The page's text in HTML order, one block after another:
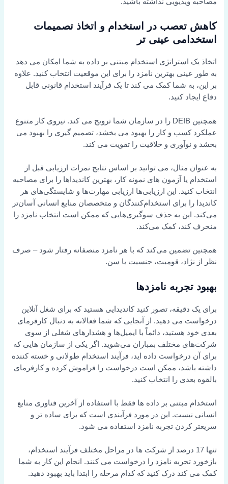
کاهش تعصب در استخدام و اتخاذ تصمیمات
استخدامی عینی تر
اتخاذ یک استراتژی استخدام مبتنی بر داده به شما امکان می دهد
به طور عینی بهترین نامزد را برای این موقعیت انتخاب کنید. علاوه
بر این، به شما کمک می کند تا یک فرآیند استخدام قانونی قابل
دفاع ایجاد کنید.
همچنین DEIB را در سازمان شما ترویج می کند. نیروی کار متنوع
عملکرد کسب و کار را بهبود می بخشد، تصمیم گیری را بهبود می
بخشد و نوآوری و خلاقیت را تقویت می کند.
به عنوان مثال، می توانید بر اساس نتایج نمرات ارزیابی قبل از
استخدام یا آزمون های نمونه کار، بهترین کاندیداها را برای مصاحبه
انتخاب کنید. این ارزیابی‌ها ارزیابی مهارت‌ها و شایستگی‌های هر
کاندیدا را برای استخدام‌کنندگان و متخصصان منابع انسانی آسان‌تر
می‌کند. این به حذف سوگیری‌هایی که ممکن است انتخاب نامزد را
منحرف کند، کمک می‌کند.
همچنین تضمین می‌کند که با هر نامزد منصفانه رفتار شود – صرف
نظر از نژاد، قومیت، جنسیت یا سن.
بهبود تجربه نامزدها
برای یک دقیقه، تصور کنید کاندیدایی هستید که برای شغل آنلاین
درخواست می دهید. از آنجایی که شما فعالانه به دنبال کارفرمای
بعدی خود هستید، دائماً با ایمیل‌ها و هشدارهای شغلی از سوی
شرکت‌های مختلف بمباران می‌شوید. اگر یکی از سازمان هایی که
برای آن درخواست داده اید، فرآیند استخدام طولانی و خسته کننده
داشته باشد، ممکن است درخواست را فراموش کرده و کارفرمای
بالقوه بعدی را انتخاب کنید.
استخدام مبتنی بر داده ها فقط با استفاده از آخرین فناوری منابع
انسانی نیست. این در مورد فرآیندی است که برای ساده تر و
سریعتر کردن تجربه نامزد استفاده می شود.
تنها 17 درصد از شرکت ها در مراحل مختلف فرآیند استخدام،
بازخورد تجربه نامزد را درخواست می کنند. انجام این کار به شما
کمک می کند درک کنید که کدام مرحله را ابتدا باید بهبود دهید.